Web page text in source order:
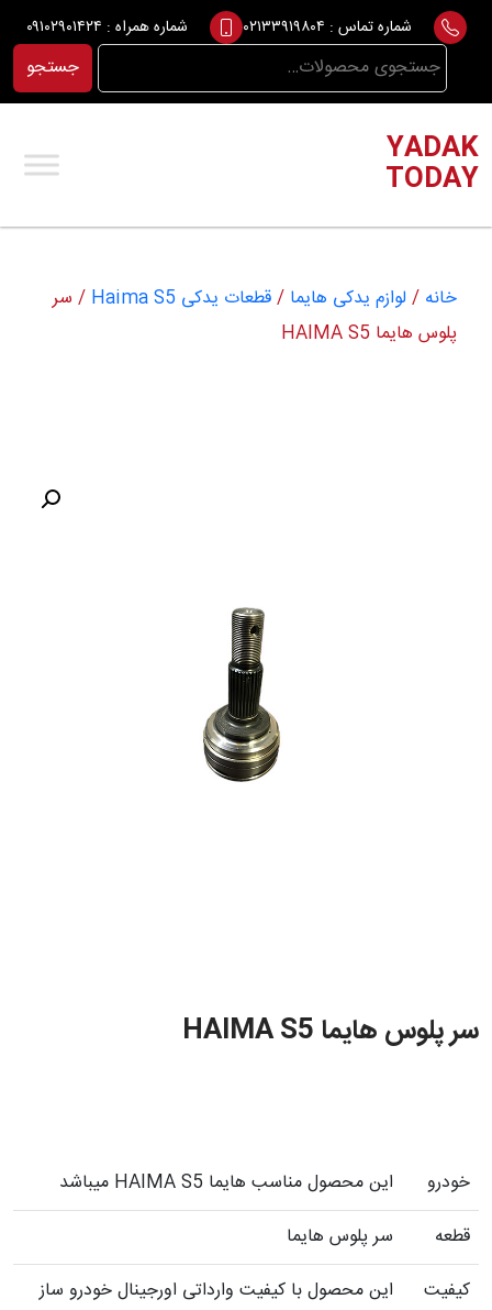
Skip
content
شماره تماس : ۰۲۱۳۳۹۱۹۸۰۴ شماره همراه : ۰۹۱۰۲۹۰۱۴۲۴
جستجو
برای:
جستجو
YADAK
TODAY
خانه / لوازم یدکی هایما /قطعات یدکی Haima S5
/ سر
پلوس هایما HAIMA S5
سر پلوس هایما HAIMA S5
خودرو
این محصول مناسب هایما HAIMA S5 میباشد
قطعه
سر پلوس هایما
کیفیت
این محصول با کیفیت وارداتی اورجینال خودرو ساز